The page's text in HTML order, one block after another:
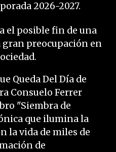
2026-2027.
el posible fin de una
preocupación en
Queda Del Día de
Consuelo Ferrer
"Siembra de
que ilumina la
la vida de miles de
de